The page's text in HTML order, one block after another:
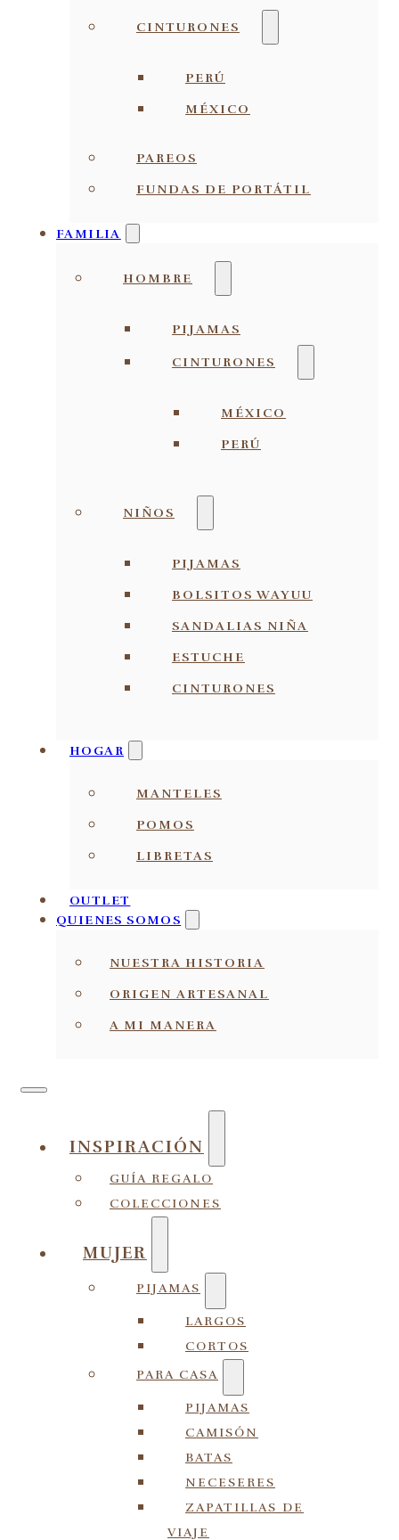
CINTURONES
PERÚ
MÉXICO
PAREOS
FUNDAS DE PORTÁTIL
FAMILIA
HOMBRE
PIJAMAS
CINTURONES
MÉXICO
PERÚ
NIÑOS
PIJAMAS
BOLSITOS WAYUU
SANDALIAS NIÑA
ESTUCHE
CINTURONES
HOGAR
MANTELES
POMOS
LIBRETAS
OUTLET
QUIENES SOMOS
NUESTRA HISTORIA
ORIGEN ARTESANAL
A MI MANERA
INSPIRACIÓN
GUÍA REGALO
COLECCIONES
MUJER
PIJAMAS
LARGOS
CORTOS
PARA CASA
PIJAMAS
CAMISÓN
BATAS
NECESERES
ZAPATILLAS DE
VIAJE